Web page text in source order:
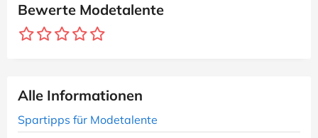
Bewerte Modetalente
Alle Informationen
Spartipps für Modetalente